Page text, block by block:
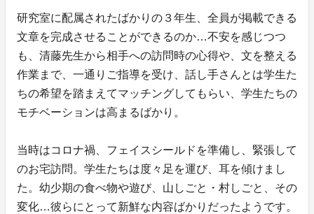
研究室に配属されたばかりの３年生、全員が掲載できる
文章を完成させることができるのか…不安を感じつつ
も、清藤先生から相手への訪問時の心得や、文を整える
作業まで、一通りご指導を受け、話し手さんとは学生た
ちの希望を踏まえてマッチングしてもらい、学生たちの
モチベーションは高まるばかり。
当時はコロナ禍、フェイスシールドを準備し、緊張して
のお宅訪問。学生たちは度々足を運び、耳を傾けまし
た。幼少期の食べ物や遊び、山しごと・村しごと、その
変化…彼らにとって新鮮な内容ばかりだったようです。